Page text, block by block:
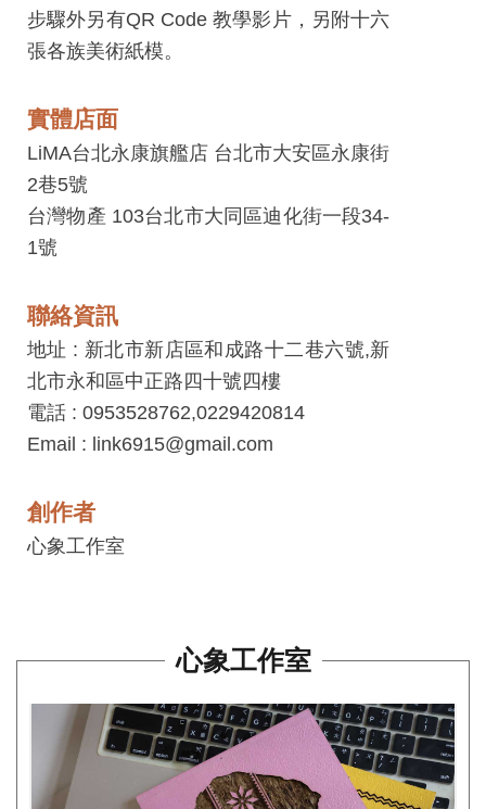
文
會
中
心
加
入
平
平
台
服
務
工
上
常
步驟外另有QR Code 教學影片，另附十六
張各族美術紙模。
實體店面
LiMA台北永康旗艦店 台北市大安區永康街
2巷5號
台灣物產 103台北市大同區迪化街一段34-
1號
聯絡資訊
地址 : 新北市新店區和成路十二巷六號,新
北市永和區中正路四十號四樓
電話 : 0953528762,0229420814
Email : link6915@gmail.com
創作者
心象工作室
心象工作室